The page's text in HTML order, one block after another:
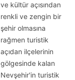
ve kültür açısından
renkli ve zengin bir
şehir olmasına
rağmen turistik
açıdan ilçelerinin
gölgesinde kalan
Nevşehir'in turistik